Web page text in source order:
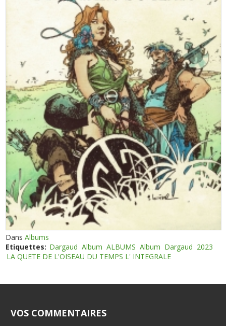
DansAlbums
Etiquettes: Dargaud Album ALBUMS Album Dargaud 2023
LA QUETE DE L'OISEAU DU TEMPS L' INTEGRALE
VOS COMMENTAIRES